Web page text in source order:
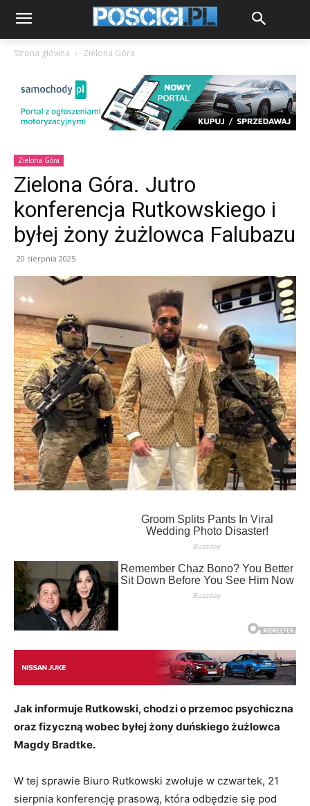
Strona główna Zielona Góra
Zielona Góra
Zielona Góra. Jutro
konferencja Rutkowskiego i
byłej żony żużlowca Falubazu
20 sierpnia 2025
Jak informuje Rutkowski, chodzi o przemoc psychiczna
oraz fizyczną wobec byłej żony duńskiego żużlowca
Magdy Bradtke.
W tej sprawie Biuro Rutkowski zwołuje w czwartek, 21
sierpnia konferencję prasową, która odbędzie się pod